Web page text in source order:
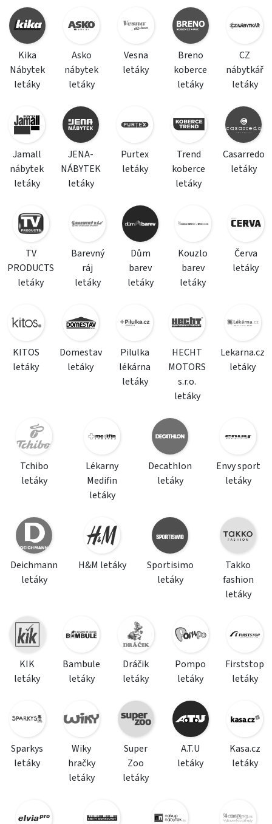
Kika
Nábytek
letáky
Asko
nábytek
letáky
Vesna
letáky
Breno
koberce
letáky
CZ
nábytkář
letáky
Jamall
nábytek
letáky
JENA-
NÁBYTEK
letáky
Purtex
letáky
Trend
koberce
letáky
Casarredo
letáky
TV
PRODUCTS
letáky
Barevný
ráj
letáky
Dům
barev
letáky
Kouzlo
barev
letáky
Červa
letáky
KITOS
letáky
Domestav
letáky
Pilulka
lékárna
letáky
HECHT
MOTORS
s.r.o.
letáky
Lekarna.cz
letáky
Tchibo
letáky
Lékarny
Medifin
letáky
Decathlon
letáky
Envy sport
letáky
Deichmann
letáky
H&M letáky
Sportisimo
letáky
Takko
fashion
letáky
KIK
letáky
Bambule
letáky
Dráčik
letáky
Pompo
letáky
Firststop
letáky
Sparkys
letáky
Wiky
hračky
letáky
Super
Zoo
letáky
A.T.U
letáky
Kasa.cz
letáky